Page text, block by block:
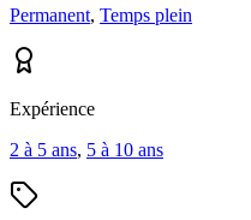
Permanent, Temps plein
Expérience
2 à 5 ans, 5 à 10 ans